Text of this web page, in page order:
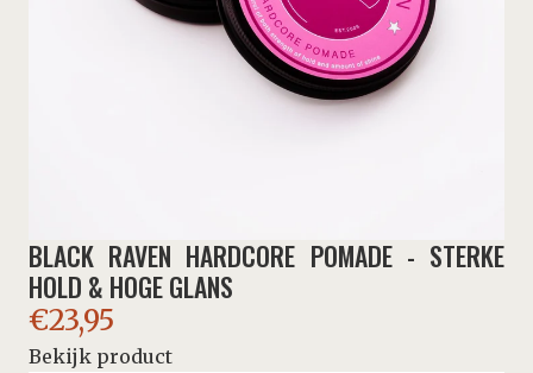
BLACK RAVEN HARDCORE POMADE - STERKE
HOLD & HOGE GLANS
€23,95
Bekijk product